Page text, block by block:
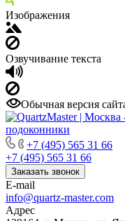
Изображения
Озвучивание текста
Обычная версия
+7 (495) 565 31 66
+7 (495) 565 31 66
Заказать звонок
E-mail
info@quartz-master.com
Адрес